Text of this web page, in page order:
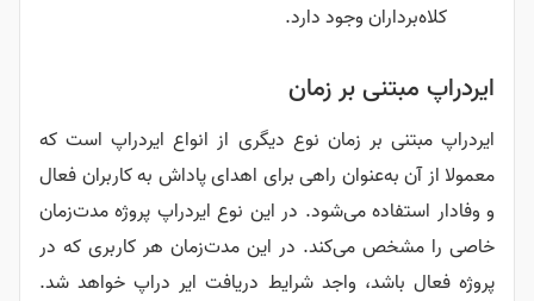
کلاه‌برداران وجود دارد.
ایردراپ مبتنی بر زمان
ایردراپ مبتنی بر زمان نوع دیگری از انواع ایردراپ است که
معمولا از آن به‌عنوان راهی برای اهدای پاداش به کاربران فعال
و وفادار استفاده می‌شود. در این نوع ایردراپ پروژه مدت‌زمان
خاصی را مشخص می‌کند. در این مدت‌زمان هر کاربری که در
پروژه فعال باشد، واجد شرایط دریافت ایر دراپ خواهد شد.